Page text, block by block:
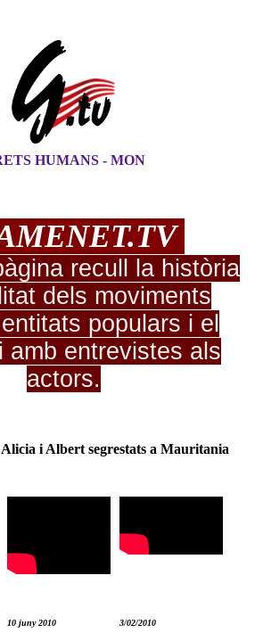
HUMANS - MON
NET.TV
recull la història
dels moviments
populars i el
amb entrevistes als
actors.
i Albert segrestats a Mauritania
10 juny 2010
3/02/2010